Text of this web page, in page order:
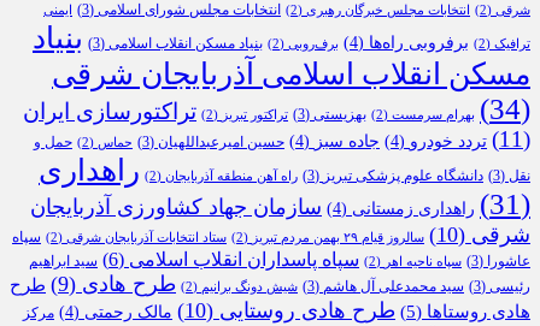
شرقی (2) انتخابات مجلس خبرگان رهبری (2) انتخابات مجلس شورای اسلامی (3) ایمنی
ترافیک (2) برفروبی راه‌ها (4) برف‌روبی (2) بنیاد مسکن انقلاب اسلامی (3)
بنیاد
مسکن انقلاب اسلامی آذربایجان شرقی
(34)
بهرام سرمست (2) بهزیستی (3) تراکتور تبریز (2)
تراکتورسازی ایران
(11)
تردد خودرو (4) جاده سبز (4) حسین امیرعبداللهیان (3) حماس (2)
حمل و
نقل (3) دانشگاه علوم پزشکی تبریز (3) راه آهن منطقه آذربایجان (2)
راهداری
(31)
راهداری زمستانی (4)
سازمان جهاد کشاورزی آذربایجان
شرقی (10) سالروز قیام ۲۹ بهمن مردم تبریز (2) ستاد انتخابات آذربایجان شرقی (2)
سپاه
عاشورا
(3) سپاه ناحیه اهر (2) سپاه پاسداران انقلاب اسلامی (6)
سید ابراهیم
رئیسی (3) سید محمدعلی آل هاشم (3) شیش دونگ برانیم (2) طرح هادی (9)
طرح
هادی روستاها (5) طرح هادی روستایی (10) مالک رحمتی (4)
مرکز